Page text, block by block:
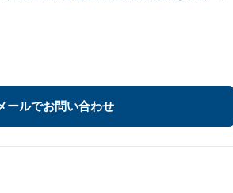
ールでお問い合わせ